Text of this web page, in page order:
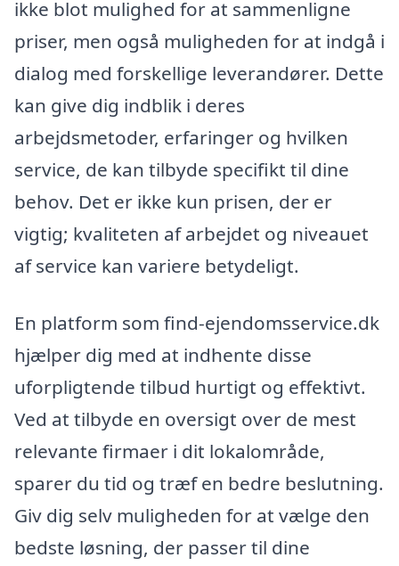
ikke blot mulighed for at sammenligne
priser, men også muligheden for at indgå i
dialog med forskellige leverandører. Dette
kan give dig indblik i deres
arbejdsmetoder, erfaringer og hvilken
service, de kan tilbyde specifikt til dine
behov. Det er ikke kun prisen, der er
vigtig; kvaliteten af arbejdet og niveauet
af service kan variere betydeligt.
En platform som find-ejendomsservice.dk
hjælper dig med at indhente disse
uforpligtende tilbud hurtigt og effektivt.
Ved at tilbyde en oversigt over de mest
relevante firmaer i dit lokalområde,
sparer du tid og træf en bedre beslutning.
Giv dig selv muligheden for at vælge den
bedste løsning, der passer til dine